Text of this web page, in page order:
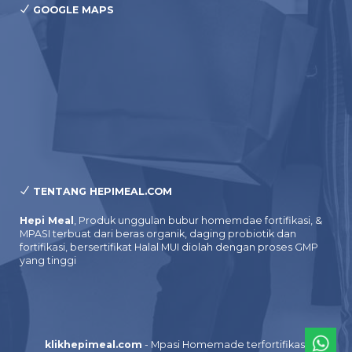
GOOGLE MAPS
TENTANG HEPIMEAL.COM
Hepi Meal , Produk unggulan bubur homemdae fortifikasi, &
MPASI terbuat dari beras organik, daging probiotik dan
fortifikasi, bersertifikat Halal MUI diolah dengan proses GMP
yang tinggi
klikhepimeal.com - Mpasi Homemade terfortifikasi